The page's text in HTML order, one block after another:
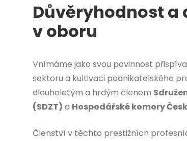
Důvěryhodnost
v oboru
Vnímáme jako svou povinnost
sektoru a kultivaci podnikatelského
dlouholetým a hrdým členem
(SDZT) a Hospodářské komory
Členství v těchto prestižních